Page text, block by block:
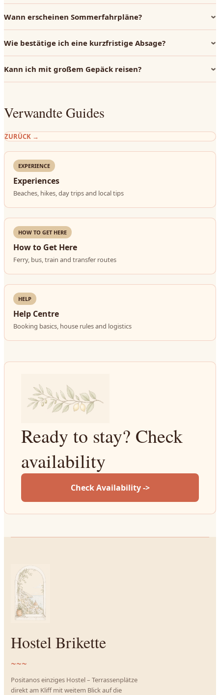
Wann erscheinen Sommerfahrpläne?
Wie bestätige ich eine kurzfristige Absage?
Kann ich mit großem Gepäck reisen?
Verwandte Guides
ZURÜCK →
EXPERIENCE
Experiences
Beaches, hikes, day trips and local tips
HOW TO GET HERE
How to Get Here
Ferry, bus, train and transfer routes
HELP
Help Centre
Booking basics, house rules and logistics
Ready to stay? Check
availability
Check Availability ->
Hostel Brikette
~~~
Positanos einziges Hostel – Terrassenplätze
direkt am Kliff mit weitem Blick auf die